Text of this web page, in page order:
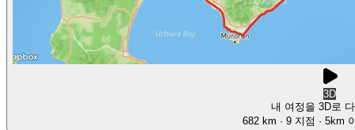
3D
내 여정을 3D로
682 km · 9 지점 · 5km